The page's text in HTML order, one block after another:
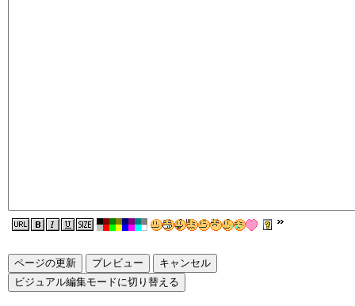
ページの更新
ビジュアル編集モードに切り替える